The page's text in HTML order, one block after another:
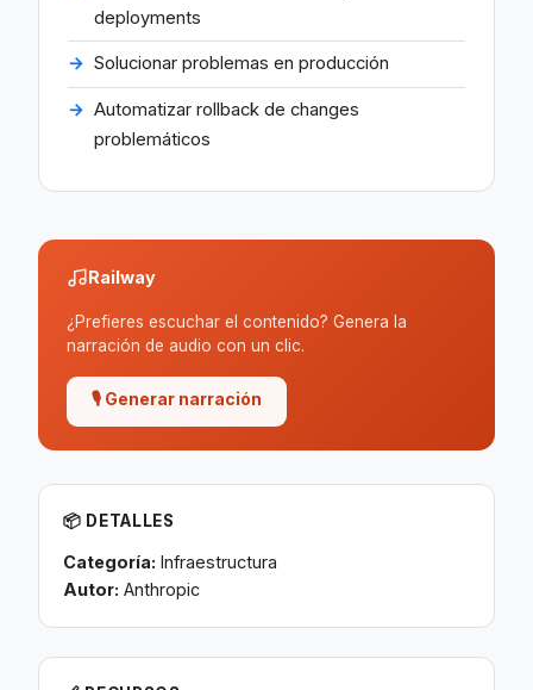
deployments
Solucionar problemas en producción
Automatizar rollback de changes
problemáticos
Railway
¿Prefieres escuchar el contenido? Genera la
narración de audio con un clic.
🎙 Generar narración
📦 DETALLES
Categoría: Infraestructura
Autor: Anthropic